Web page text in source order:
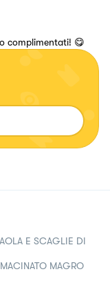
complimentati! 😋
E SCAGLIE DI
MAGRO